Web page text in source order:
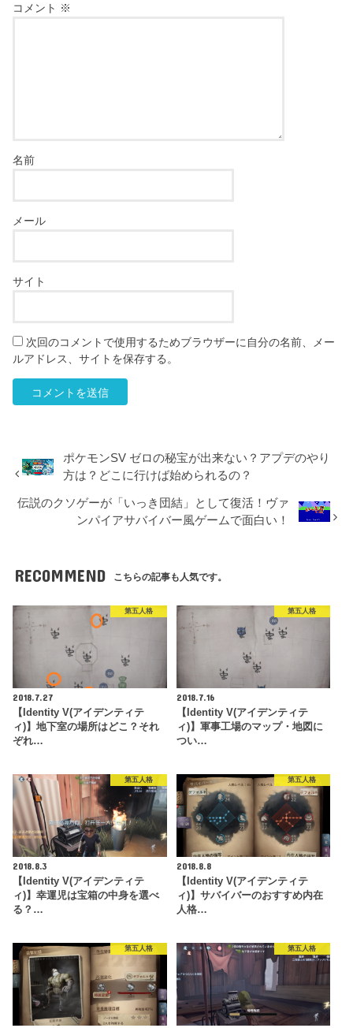
コメント ※
名前
メール
サイト
次回のコメントで使用するためブラウザーに自分の名前、メー
ルアドレス、サイトを保存する。
ポケモンSV ゼロの秘宝が出来ない？アプデのやり
方は？どこに行けば始められるの？
伝説のクソゲーが「いっき団結」として復活！ヴァ
ンパイアサバイバー風ゲームで面白い！
RECOMMEND こちらの記事も人気です。
第五人格
2018.7.27
【Identity V(アイデンティテ
ィ)】地下室の場所はどこ？それ
ぞれ…
第五人格
2018.7.16
【Identity V(アイデンティテ
ィ)】軍事工場のマップ・地図に
つい…
第五人格
2018.8.3
【Identity V(アイデンティテ
ィ)】幸運児は宝箱の中身を選べ
る？…
第五人格
2018.8.8
【Identity V(アイデンティテ
ィ)】サバイバーのおすすめ内在
人格…
第五人格 第五人格